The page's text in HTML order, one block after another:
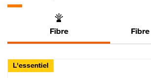
Fibre
L'essentiel